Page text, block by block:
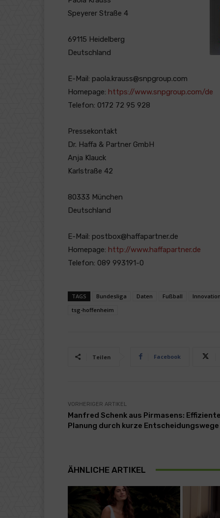
Speyerer Straße 4
69115 Heidelberg
Deutschland
E-Mail: paola.krauss@snpgroup.com
Homepage: https://www.snpgroup.com/de
Telefon: 0172 72 95 928
Pressekontakt
Dr. Haffa & Partner GmbH
Anja Klauck
Karlstraße 42
80333 München
Deutschland
E-Mail: postbox@haffapartner.de
Homepage: http://www.haffapartner.de
Telefon: 089 993191-0
TAGS Bundesliga Daten Fußball Innovation
tsg-hoffenheim
Teilen Facebook
VORHERIGER ARTIKEL
Manfred Schenk aus Pirmasens: Effiziente
Planung durch kurze Entscheidungswege
ÄHNLICHE ARTIKEL